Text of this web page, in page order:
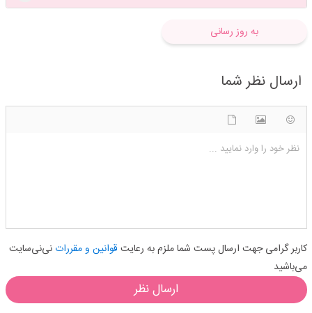
به روز رسانی
ارسال نظر شما
نظر خود را وارد نمایید ...
کاربر گرامی جهت ارسال پست شما ملزم به رعایت قوانین و مقرراتنی‌نی‌سایت
می‌باشید
ارسال نظر